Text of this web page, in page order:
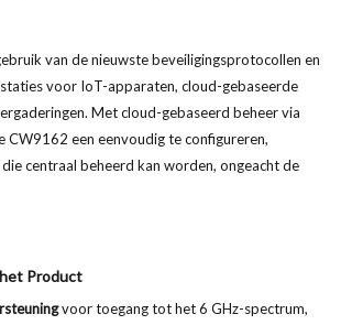
van de nieuwste beveiligingsprotocollen en
voor IoT-apparaten, cloud-gebaseerde
Met cloud-gebaseerd beheer via
CW9162 een eenvoudig te configureren,
centraal beheerd kan worden, ongeacht de
Product
voor toegang tot het 6 GHz-spectrum,